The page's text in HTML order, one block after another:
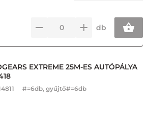
db
EXTREME 25M-ES AUTÓPÁLYA
#=6db, gyűjtő#=6db